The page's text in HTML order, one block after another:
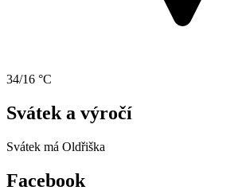
34/16 °C
Svátek a výročí
Svátek má Oldřiška
Facebook